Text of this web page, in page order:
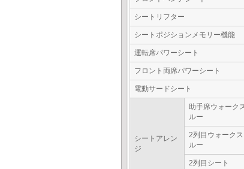
シートリフター
シートポジションメモリー機能
運転席パワーシート
フロント両席パワーシート
電動サードシート
シートアレン
ジ
助手席ウォーク
ルー
2列目ウォークス
ルー
2列目シート